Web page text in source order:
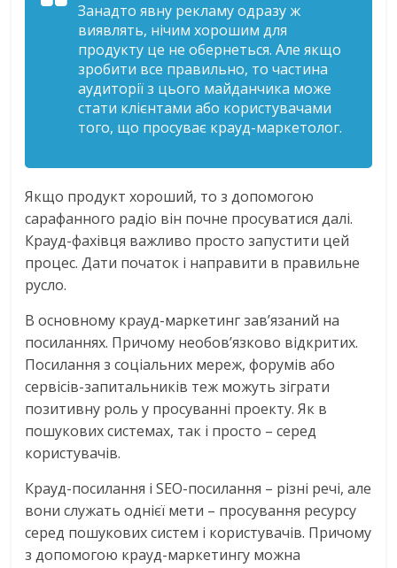
Занадто явну рекламу одразу ж
виявлять, нічим хорошим для
продукту це не обернеться. Але якщо
зробити все правильно, то частина
аудиторії з цього майданчика може
стати клієнтами або користувачами
того, що просуває крауд-маркетолог.
Якщо продукт хороший, то з допомогою
сарафанного радіо він почне просуватися далі.
Крауд-фахівця важливо просто запустити цей
процес. Дати початок і направити в правильне
русло.
В основному крауд-маркетинг зав’язаний на
посиланнях. Причому необов’язково відкритих.
Посилання з соціальних мереж, форумів або
сервісів-запитальників теж можуть зіграти
позитивну роль у просуванні проекту. Як в
пошукових системах, так і просто – серед
користувачів.
Крауд-посилання і SEO-посилання – різні речі, але
вони служать однієї мети – просування ресурсу
серед пошукових систем і користувачів. Причому
з допомогою крауд-маркетингу можна